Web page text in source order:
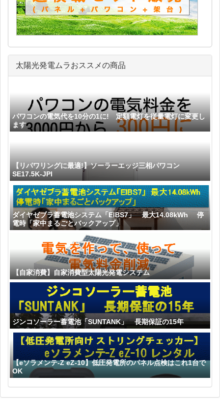
太陽光発電ムラおススメの商品
パワコンの電気代を10分の1に! 定額電灯を従量電灯に変更し
ます
【リパワリングに最適!】ソーラーエッジ三相パワコン
SE17.5K-JPI
ダイヤゼブラ蓄電池システム「EIBS7」 最大14.08kWh 停
電時「家中まるごとバックアップ」
【自家消費】自家消費型太陽光発電システム
ジンコソーラー蓄電池「SUNTANK」 長期保証の15年
【eソラメンテ-Z eZ-10】低圧発電所のパネル点検はこれ1台で
OK